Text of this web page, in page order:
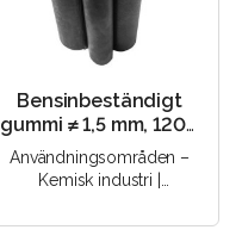
Bensinbeständigt
gummi ≠ 1,5 mm, 1200
mm, 60 Sha (NBR)
Användningsområden –
Kemisk industri |
Byggbranschen |